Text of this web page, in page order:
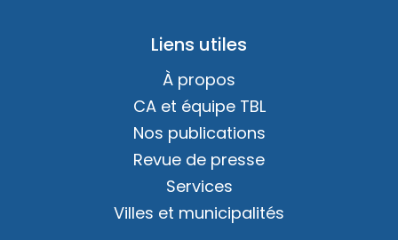
Liens utiles
À propos
CA et équipe TBL
Nos publications
Revue de presse
Services
Villes et municipalités